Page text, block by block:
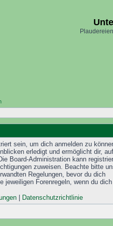
sein, um dich anmelden zu
erledigt und ermöglicht dir, auf
Board-Administration kann
zuweisen. Beachte bitte
Regelungen, bevor du dich
jeweiligen Forenregeln, wenn du
| Datenschutzrichtlinie